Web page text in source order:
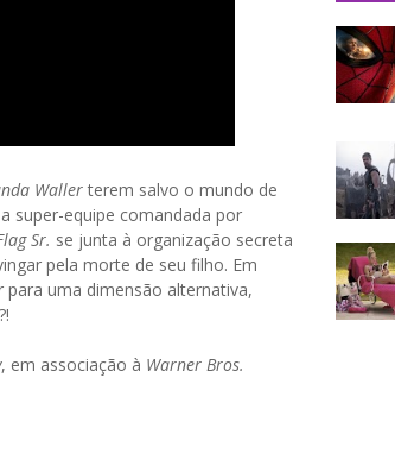
Wallerterem salvo o mundo de
super-equipe comandada por
Sr. se junta à organização secreta
pela morte de seu filho. Em
uma dimensão alternativa,
, em associação à Warner Bros.